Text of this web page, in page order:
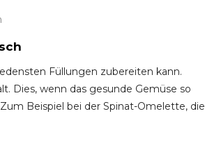
Füllungen zubereiten kann.
Dies, wenn das gesunde Gemüse so
Beispiel bei der Spinat-Omelette, die